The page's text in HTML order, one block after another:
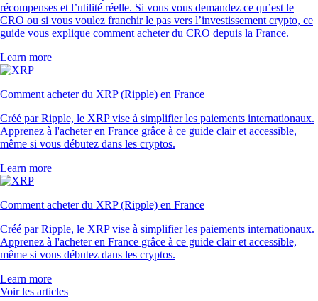
récompenses et l’utilité réelle. Si vous vous demandez ce qu’est le
CRO ou si vous voulez franchir le pas vers l’investissement crypto, ce
guide vous explique comment acheter du CRO depuis la France.
Learn more
Comment acheter du XRP (Ripple) en France
Créé par Ripple, le XRP vise à simplifier les paiements internationaux.
Apprenez à l'acheter en France grâce à ce guide clair et accessible,
même si vous débutez dans les cryptos.
Learn more
Comment acheter du XRP (Ripple) en France
Créé par Ripple, le XRP vise à simplifier les paiements internationaux.
Apprenez à l'acheter en France grâce à ce guide clair et accessible,
même si vous débutez dans les cryptos.
Learn more
Voir les articles